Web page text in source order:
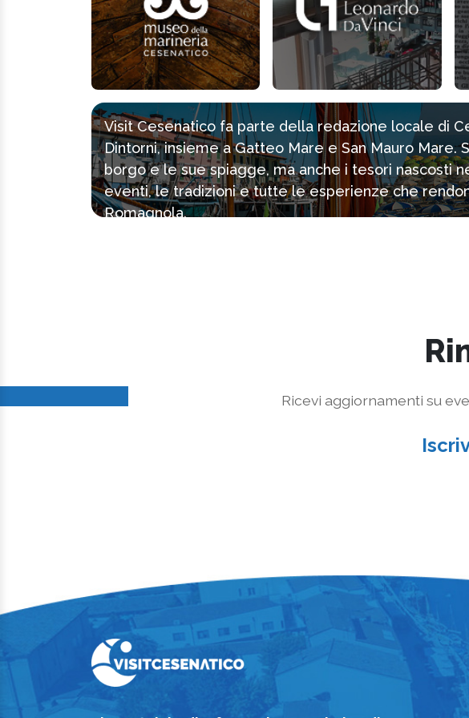
Visit Cesenatico fa parte della redazione locale di
Dintorni, insieme a Gatteo Mare e San Mauro Mare.
borgo e le sue spiagge, ma anche i tesori nascosti
eventi, le tradizioni e tutte le esperienze che
Romagnola.
Ricevi aggiornamenti su